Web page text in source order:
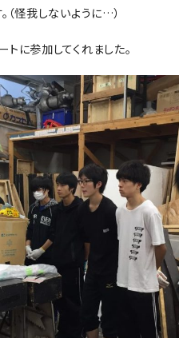
（怪我しないように…）
に参加してくれました。